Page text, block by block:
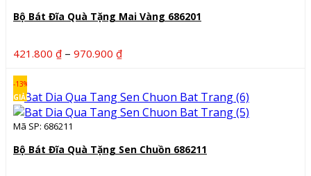
817.000 ₫
Bộ Bát Đĩa Quà Tặng Mai Vàng 686201
421.800 ₫ – 970.900 ₫Khoảng
421.800 ₫
đến
-13%
GIẢM
Mã SP: 686211
Bộ Bát Đĩa Quà Tặng Sen Chuồn 686211